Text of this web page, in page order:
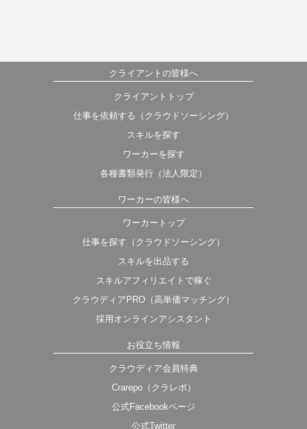
クライアントの皆様へ
クライアントトップ
仕事を依頼する（クラウドソーシング）
スキルを探す
ワーカーを探す
各種書類発行（法人限定）
ワーカーの皆様へ
ワーカートップ
仕事を探す（クラウドソーシング）
スキルを出品する
スキルアフィリエイトで稼ぐ
クラウディアPRO（高単価マッチング）
採用オンラインアシスタント
お役立ち情報
クラウディア会員特典
Crarepo（クラレポ）
公式Facebookページ
公式Twitter